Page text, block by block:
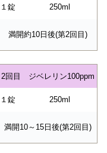
１錠 250ml
満開約10日後(第2回目)
2回目 ジベレリン100ppm
１錠 250ml
満開10～15日後(第2回目)